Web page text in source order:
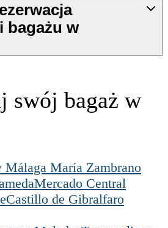
bagażu w
swój bagaż w
María Zambrano
Mercado Central
Castillo de Gibralfaro